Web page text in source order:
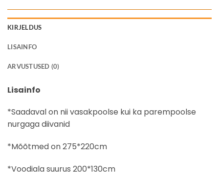
KIRJELDUS
LISAINFO
ARVUSTUSED (0)
Lisainfo
*Saadaval on nii vasakpoolse kui ka parempoolse
nurgaga diivanid
*Mõõtmed on 275*220cm
*Voodiala suurus 200*130cm